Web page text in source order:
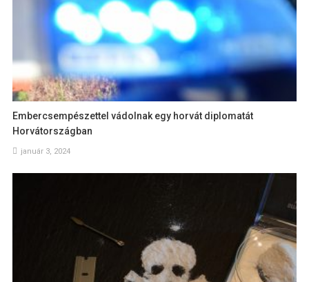
Embercsempészettel vádolnak egy horvát diplomatát
Horvátországban
január 3, 2024